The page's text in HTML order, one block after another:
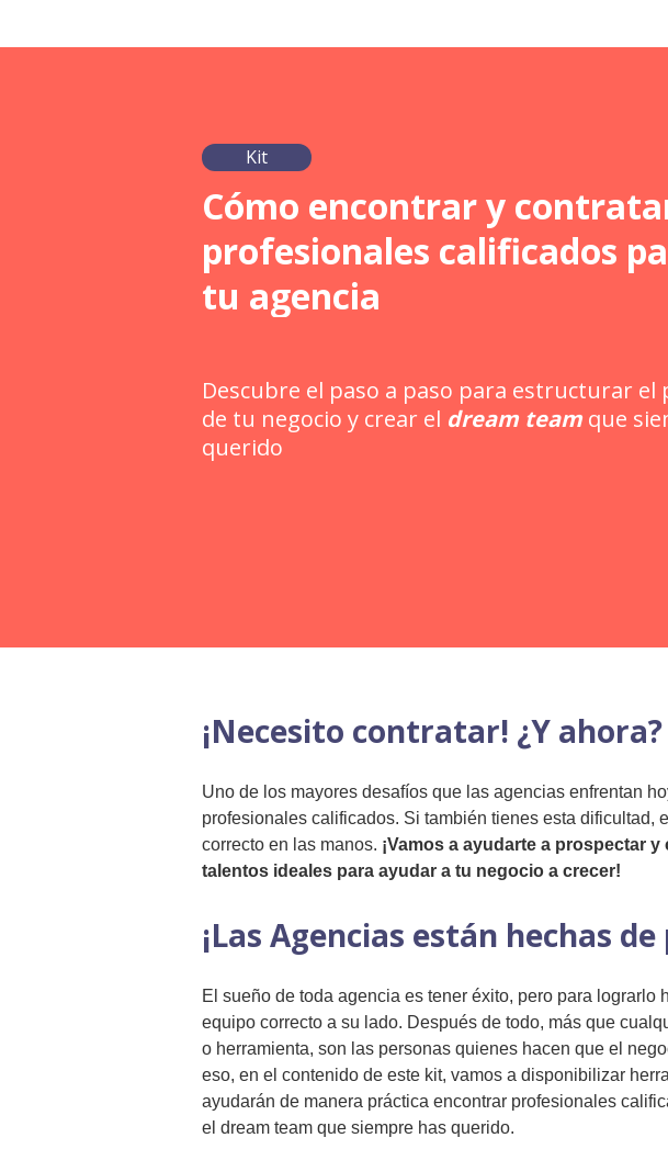
Kit
Cómo encontrar y
profesionales calificados
tu agencia
Descubre el paso a paso para estructurar el
de tu negocio y crear el dream team que
querido
¡Necesito contratar! ¿Y ahora?
Uno de los mayores desafíos que las agencias enfrentan
profesionales calificados. Si también tienes esta dificultad,
correcto en las manos. ¡Vamos a ayudarte a prospectar
talentos ideales para ayudar a tu negocio a crecer!
¡Las Agencias están hechas
El sueño de toda agencia es tener éxito, pero para lograrlo
equipo correcto a su lado. Después de todo, más que
o herramienta, son las personas quienes hacen que el
eso, en el contenido de este kit, vamos a disponibilizar
ayudarán de manera práctica encontrar profesionales
el dream team que siempre has querido.